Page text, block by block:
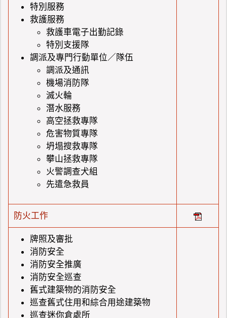
特別服務
救護服務
救護車電子出勤記錄
特別支援隊
調派及專門行動單位／隊伍
調派及通訊
機場消防隊
滅火輪
潛水服務
高空拯救專隊
危害物質專隊
坍塌搜救專隊
攀山拯救專隊
火警調查犬組
先遣急救員
防火工作
牌照及審批
消防安全
消防安全推廣
消防安全巡查
舊式建築物的消防安全
巡查舊式住用和綜合用途建築物
巡查迷你倉處所